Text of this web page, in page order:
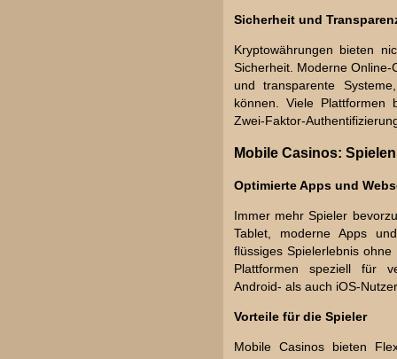
Sicherheit und
Kryptowährungen bieten
Sicherheit. Moderne
und transparente
können. Viele Plattformen
Zwei-Faktor-
Mobile Casinos:
Optimierte Apps und
Immer mehr Spieler
Tablet, moderne Apps
flüssiges Spielerlebnis
Plattformen speziell für
Android- als auch iOS-
Vorteile für die Spieler
Mobile Casinos bieten